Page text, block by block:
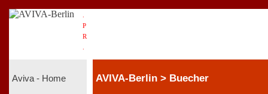
P
R
Aviva - Home AVIVA-Berlin > Buecher